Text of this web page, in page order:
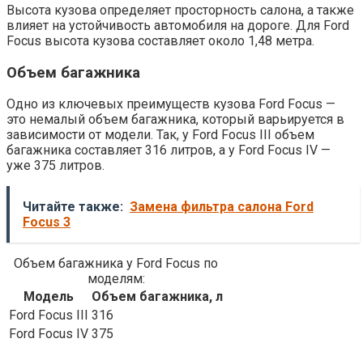
Высота кузова определяет просторность салона, а также
влияет на устойчивость автомобиля на дороге. Для Ford
Focus высота кузова составляет около 1,48 метра.
Объем багажника
Одно из ключевых преимуществ кузова Ford Focus —
это немалый объем багажника, который варьируется в
зависимости от модели. Так, у Ford Focus III объем
багажника составляет 316 литров, а у Ford Focus IV —
уже 375 литров.
Читайте также: Замена фильтра салона Ford
Focus 3
Объем багажника у Ford Focus по
моделям:
Модель
Объем багажника, л
Ford Focus III
316
Ford Focus IV 375